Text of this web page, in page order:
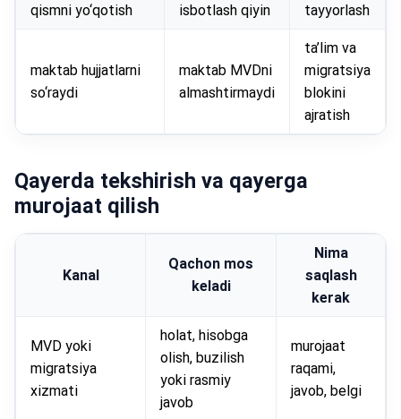
qismni yo‘qotish
isbotlash qiyin
tayyorlash
maktab hujjatlarni
so‘raydi
maktab MVDni
almashtirmaydi
ta’lim va
migratsiya
blokini
ajratish
Qayerda tekshirish va qayerga
murojaat qilish
Kanal
Qachon mos
keladi
Nima
saqlash
kerak
MVD yoki
migratsiya
xizmati
holat, hisobga
olish, buzilish
yoki rasmiy
javob
murojaat
raqami,
javob, belgi